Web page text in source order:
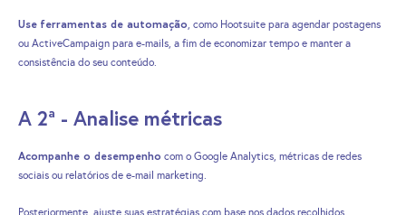
Use ferramentas de automação , como Hootsuite para agendar postagens
ou ActiveCampaign para e-mails, a fim de economizar tempo e manter a
consistência do seu conteúdo.
A 2ª - Analise métricas
Acompanhe o desempenho com o Google Analytics, métricas de redes
sociais ou relatórios de e-mail marketing.
Posteriormente, ajuste suas estratégias com base nos dados recolhidos.